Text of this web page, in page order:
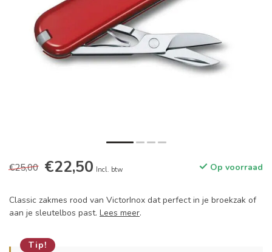
€25,00 €22,50 Incl. btw Op voorraad
Classic zakmes rood van VictorInox dat perfect in je broekzak of
aan je sleutelbos past. Lees meer.
Tip!